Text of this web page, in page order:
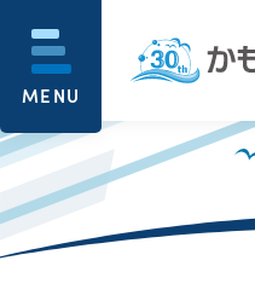
MENU